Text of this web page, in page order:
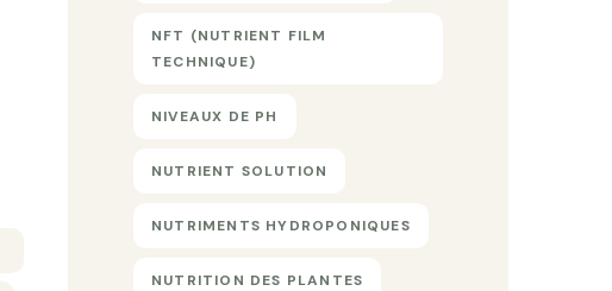
NFT (NUTRIENT FILM
TECHNIQUE)
NIVEAUX DE PH
NUTRIENT SOLUTION
NUTRIMENTS HYDROPONIQUES
NUTRITION DES PLANTES